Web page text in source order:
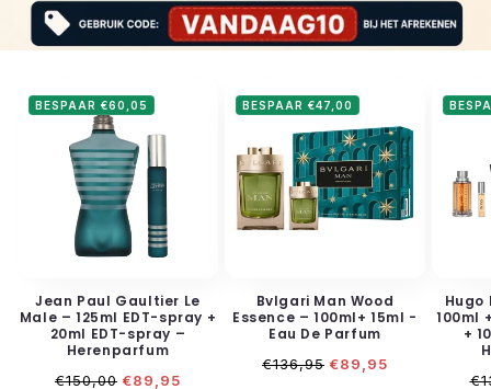
BESPAAR €60,05
Jean Paul Gaultier Le
Male – 125ml EDT-spray +
20ml EDT-spray –
Herenparfum
Normale
€150,00 Aanbiedingsprijs
€89,95
BESPAAR €47,00
Bvlgari Man Wood
Essence – 100ml+ 15ml -
Eau De Parfum
Normale
€136,95 Aanbiedingsprijs
€89,95
Hugo
100ml
+